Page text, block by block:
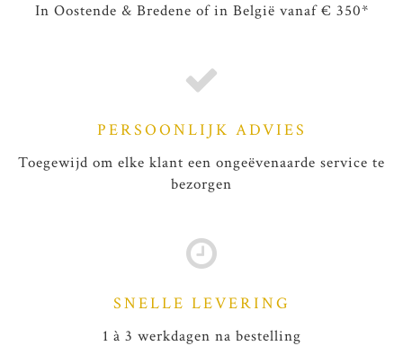
In Oostende & Bredene of in België vanaf € 350*
PERSOONLIJK ADVIES
Toegewijd om elke klant een ongeëvenaarde service te
bezorgen
SNELLE LEVERING
1 à 3 werkdagen na bestelling